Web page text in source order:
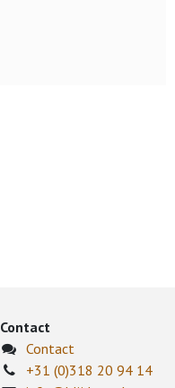
Contact
Contact
+31 (0)318 20 94 14